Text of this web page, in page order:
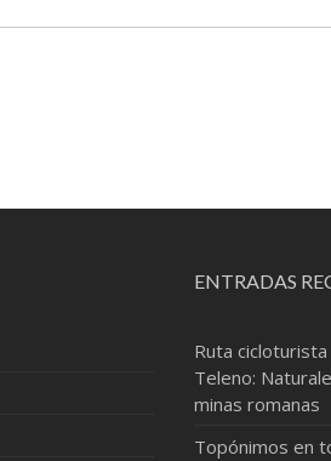
ENTRADAS
Ruta
Teleno:
minas romanas
Topónimos en